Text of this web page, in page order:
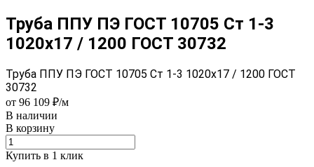
Труба ППУ ПЭ ГОСТ 10705 Ст 1-3
1020x17 / 1200 ГОСТ 30732
Труба ППУ ПЭ ГОСТ 10705 Ст 1-3 1020x17 / 1200 ГОСТ
30732
от 96 109 ₽/м
В наличии
В корзину
Купить в 1 клик